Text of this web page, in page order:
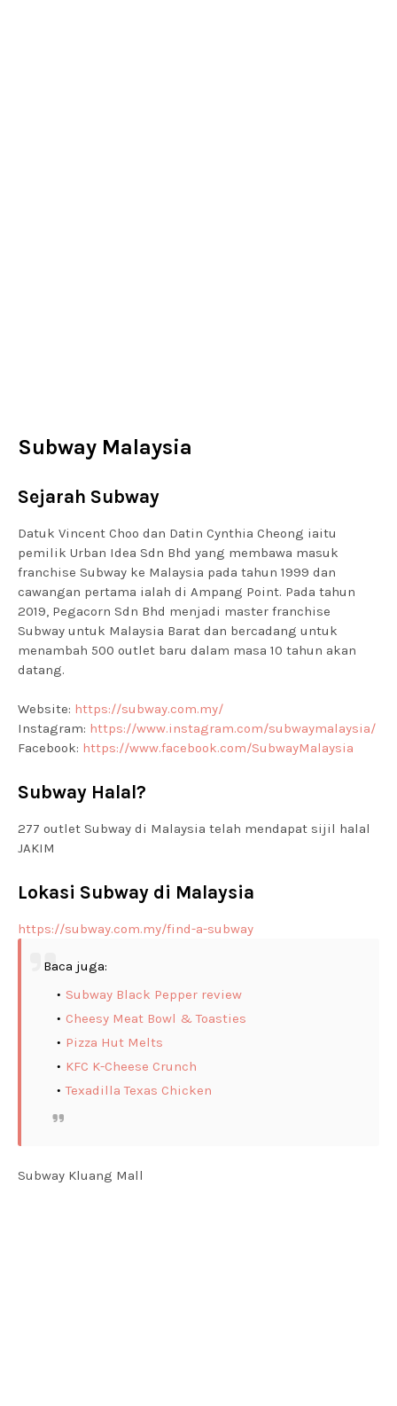
Subway Malaysia
Sejarah Subway
Datuk Vincent Choo dan Datin Cynthia Cheong iaitu
pemilik Urban Idea Sdn Bhd yang membawa masuk
franchise Subway ke Malaysia pada tahun 1999 dan
cawangan pertama ialah di Ampang Point. Pada tahun
2019, Pegacorn Sdn Bhd menjadi master franchise
Subway untuk Malaysia Barat dan bercadang untuk
menambah 500 outlet baru dalam masa 10 tahun akan
datang.
Website: https://subway.com.my/
Instagram: https://www.instagram.com/subwaymalaysia/
Facebook: https://www.facebook.com/SubwayMalaysia
Subway Halal?
277 outlet Subway di Malaysia telah mendapat sijil halal
JAKIM
Lokasi Subway di Malaysia
https://subway.com.my/find-a-subway
Baca juga:
Subway Black Pepper review
Cheesy Meat Bowl & Toasties
Pizza Hut Melts
KFC K-Cheese Crunch
Texadilla Texas Chicken
Subway Kluang Mall